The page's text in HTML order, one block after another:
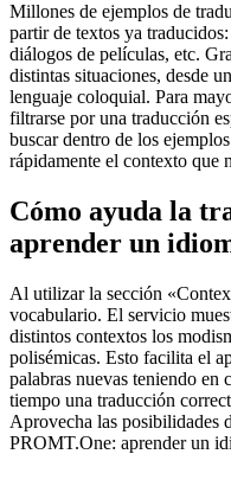
Millones de ejemplos de
partir de textos ya
diálogos de películas, etc.
distintas situaciones, desde
lenguaje coloquial. Para
filtrarse por una traducción
buscar dentro de los
rápidamente el contexto que
Cómo ayuda la
aprender un
Al utilizar la sección
vocabulario. El servicio
distintos contextos los
polisémicas. Esto facilita el
palabras nuevas teniendo en
tiempo una traducción
Aprovecha las posibilidades
PROMT.One: aprender un